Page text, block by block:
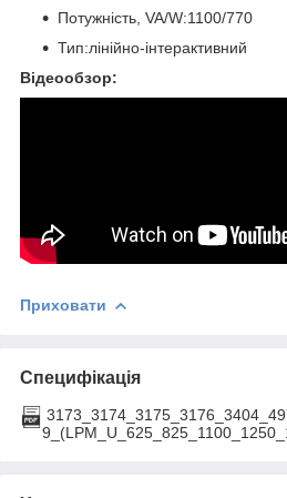
Потужність, VA/W:1100/770
Тип:лінійно-інтерактивний
Відеообзор:
Приховати
Специфікація